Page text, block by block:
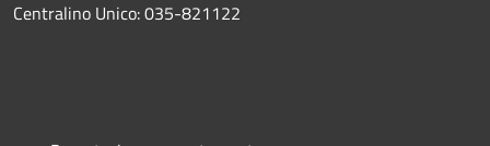
Centralino Unico: 035-821122